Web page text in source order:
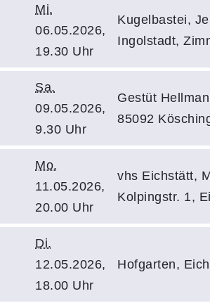
Mi.
06.05.2026,
19.30 Uhr
Kugelbastei,
Ingolstadt,
Sa.
09.05.2026,
9.30 Uhr
Gestüt
85092
Mo.
11.05.2026,
20.00 Uhr
vhs Eichstätt,
Kolpingstr. 1,
Di.
12.05.2026,
18.00 Uhr
Hofgarten,